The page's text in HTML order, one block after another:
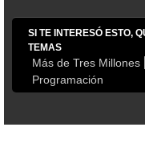
SI TE INTERESÓ ESTO,
TEMAS
Más de Tres Millones
Programación